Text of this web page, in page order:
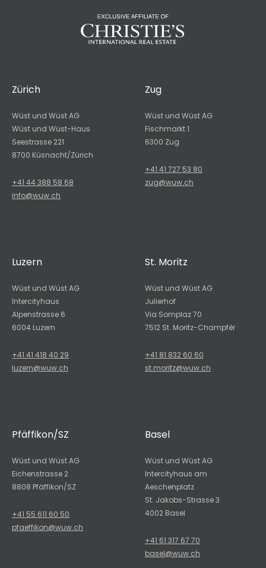
Zürich
Wüst und Wüst AG
Wüst und Wüst-Haus
Seestrasse 221
8700 Küsnacht/Zürich
+41 44 388 58 68
info@wuw.ch
Zug
Wüst und Wüst AG
Fischmarkt 1
6300 Zug
+41 41 727 53 80
zug@wuw.ch
Luzern
Wüst und Wüst AG
Intercityhaus
Alpenstrasse 6
6004 Luzern
+41 41 418 40 29
luzern@wuw.ch
St. Moritz
Wüst und Wüst AG
Julierhof
Via Somplaz 70
7512 St. Moritz-Champfèr
+41 81 832 60 60
st.moritz@wuw.ch
Pfäffikon/SZ
Wüst und Wüst AG
Eichenstrasse 2
8808 Pfäffikon/SZ
+41 55 611 60 50
pfaeffikon@wuw.ch
Basel
Wüst und Wüst AG
Intercityhaus am
Aeschenplatz
St. Jakobs-Strasse 3
4002 Basel
+41 61 317 67 70
basel@wuw.ch